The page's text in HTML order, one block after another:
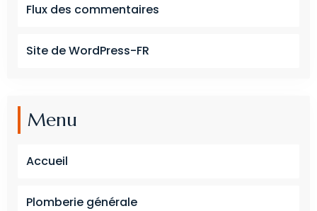
Flux des commentaires
Site de WordPress-FR
Menu
Accueil
Plomberie générale